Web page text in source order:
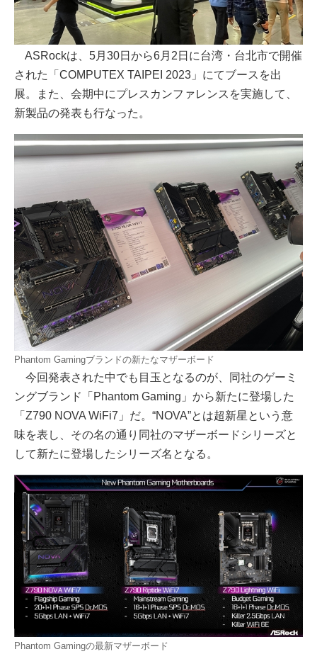
ASRockは、5月30日から6月2日に台湾・台北市で開催
された「COMPUTEX TAIPEI 2023」にてブースを出
展。また、会期中にプレスカンファレンスを実施して、
新製品の発表も行なった。
Phantom Gamingブランドの新たなマザーボード
今回発表された中でも目玉となるのが、同社のゲーミ
ングブランド「Phantom Gaming」から新たに登場した
「Z790 NOVA WiFi7」だ。“NOVA”とは超新星という意
味を表し、その名の通り同社のマザーボードシリーズと
して新たに登場したシリーズ名となる。
Phantom Gamingの最新マザーボード